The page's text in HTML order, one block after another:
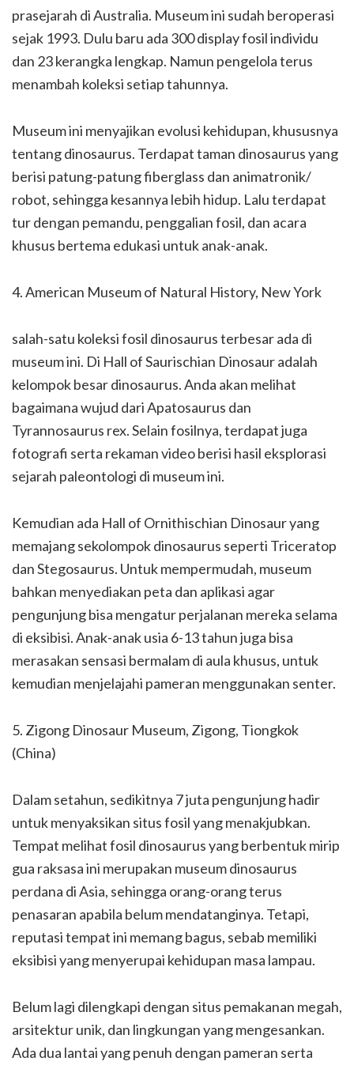
prasejarah di Australia. Museum ini sudah beroperasi
sejak 1993. Dulu baru ada 300 display fosil individu
dan 23 kerangka lengkap. Namun pengelola terus
menambah koleksi setiap tahunnya.
Museum ini menyajikan evolusi kehidupan, khususnya
tentang dinosaurus. Terdapat taman dinosaurus yang
berisi patung-patung fiberglass dan animatronik/
robot, sehingga kesannya lebih hidup. Lalu terdapat
tur dengan pemandu, penggalian fosil, dan acara
khusus bertema edukasi untuk anak-anak.
4. American Museum of Natural History, New York
salah-satu koleksi fosil dinosaurus terbesar ada di
museum ini. Di Hall of Saurischian Dinosaur adalah
kelompok besar dinosaurus. Anda akan melihat
bagaimana wujud dari Apatosaurus dan
Tyrannosaurus rex. Selain fosilnya, terdapat juga
fotografi serta rekaman video berisi hasil eksplorasi
sejarah paleontologi di museum ini.
Kemudian ada Hall of Ornithischian Dinosaur yang
memajang sekolompok dinosaurus seperti Triceratop
dan Stegosaurus. Untuk mempermudah, museum
bahkan menyediakan peta dan aplikasi agar
pengunjung bisa mengatur perjalanan mereka selama
di eksibisi. Anak-anak usia 6-13 tahun juga bisa
merasakan sensasi bermalam di aula khusus, untuk
kemudian menjelajahi pameran menggunakan senter.
5. Zigong Dinosaur Museum, Zigong, Tiongkok
(China)
Dalam setahun, sedikitnya 7 juta pengunjung hadir
untuk menyaksikan situs fosil yang menakjubkan.
Tempat melihat fosil dinosaurus yang berbentuk mirip
gua raksasa ini merupakan museum dinosaurus
perdana di Asia, sehingga orang-orang terus
penasaran apabila belum mendatanginya. Tetapi,
reputasi tempat ini memang bagus, sebab memiliki
eksibisi yang menyerupai kehidupan masa lampau.
Belum lagi dilengkapi dengan situs pemakanan megah,
arsitektur unik, dan lingkungan yang mengesankan.
Ada dua lantai yang penuh dengan pameran serta